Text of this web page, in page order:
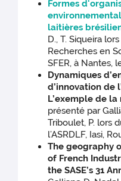
Formes
laitières
D., T. Siqueira
Recherches en
SFER, à Nantes,
Dynamiques
d’innovation de
L’exemple de
présenté par
Triboulet, P. lors
l’ASRDLF, Iasi,
The geography
of French
the SASE’s 31